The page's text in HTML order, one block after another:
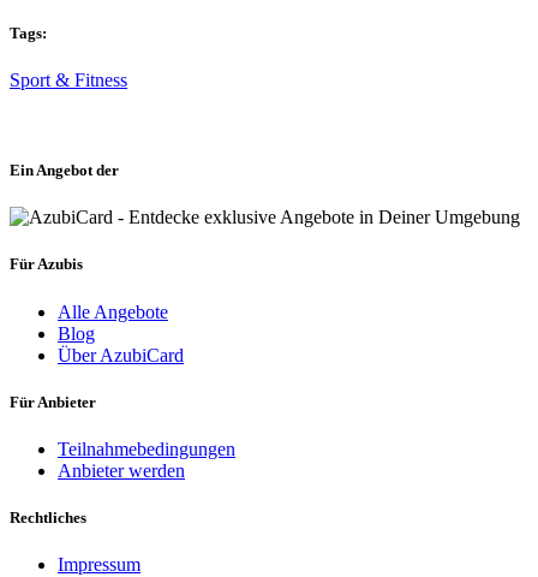
Tags:
Sport & Fitness
Ein Angebot der
Für Azubis
Alle Angebote
Blog
Über AzubiCard
Für Anbieter
Teilnahmebedingungen
Anbieter werden
Rechtliches
Impressum